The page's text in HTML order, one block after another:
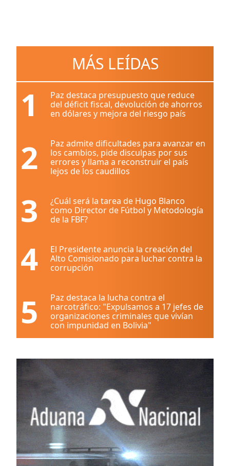
MÁS LEÍDAS
1
Paz destaca presupuesto que reduce
del déficit fiscal, devolución de ahorros
en dólares y mejora del riesgo país
2
Paz admite dificultades para avanzar en
los cambios, pide disculpas por sus
errores y llama a reconstruir el país
lejos de los caudillos
3
¿Cuál será la tarea de Hugo Blanco
como Director de Fútbol y Metodología
de la FBF?
4
El Presidente anuncia la creación del
Alto Comisionado para luchar contra la
corrupción
5
Paz destaca la lucha contra el
narcotráfico: "Expulsamos a 17 jefes de
organizaciones criminales que vivían
con impunidad en Bolivia"